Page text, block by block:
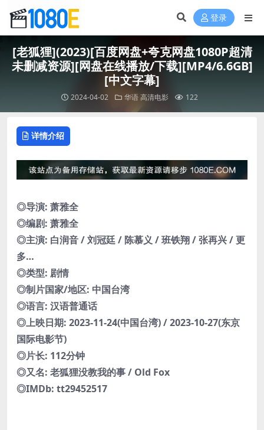
登录
[老狐狸](2023)[百度网盘+夸克网盘1080P超清
未删减资源][网盘在线播放/下载][MP4/6.6GB]
[中文字幕]
2024-04-02 华语高清电影 122
详情介绍
◎导演: 萧雅全
◎编剧: 萧雅全
◎主演: 白润音 / 刘冠廷 / 陈慕义 / 班铁翔 / 张再兴 / 更
多…
◎类型: 剧情
◎制片国家/地区: 中国台湾
◎语言: 汉语普通话
◎上映日期: 2023-11-24(中国台湾) / 2023-10-27(东京
国际电影节)
◎片长: 112分钟
◎又名: 老狐狸没教我的事 / Old Fox
◎IMDb: tt29452517